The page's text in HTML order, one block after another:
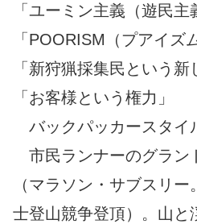
「ユーミン主義（遊民主
「POORISM（プアイズ
「新狩猟採集民という新
「お客様という権力」
バックパッカースタイ
市民ランナーのグラン
（マラソン・サブスリ
士登山競争登頂）。山と